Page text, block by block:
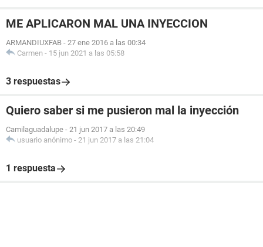
ME APLICARON MAL UNA INYECCION
ARMANDIUXFAB - 27 ene 2016 a las 00:34
Carmen - 15 jun 2021 a las 05:58
3 respuestas
Quiero saber si me pusieron mal la inyección
Camilaguadalupe - 21 jun 2017 a las 20:49
usuario anónimo - 21 jun 2017 a las 21:04
1 respuesta